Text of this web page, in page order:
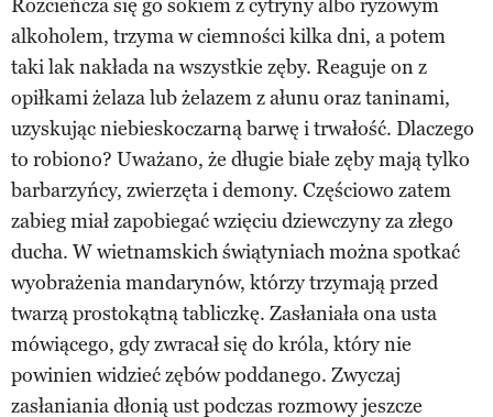
Rozcieńcza się go sokiem z cytryny albo ryżowym
alkoholem, trzyma w ciemności kilka dni, a potem
taki lak nakłada na wszystkie zęby. Reaguje on z
opiłkami żelaza lub żelazem z ałunu oraz taninami,
uzyskując niebieskoczarną barwę i trwałość. Dlaczego
to robiono? Uważano, że długie białe zęby mają tylko
barbarzyńcy, zwierzęta i demony. Częściowo zatem
zabieg miał zapobiegać wzięciu dziewczyny za złego
ducha. W wietnamskich świątyniach można spotkać
wyobrażenia mandarynów, którzy trzymają przed
twarzą prostokątną tabliczkę. Zasłaniała ona usta
mówiącego, gdy zwracał się do króla, który nie
powinien widzieć zębów poddanego. Zwyczaj
zasłaniania dłonią ust podczas rozmowy jeszcze